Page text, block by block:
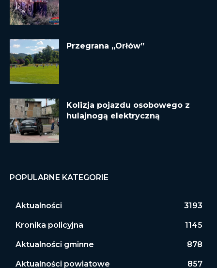
Przegrana „Orłów”
Kolizja pojazdu osobowego z
hulajnogą elektryczną
POPULARNE KATEGORIE
Aktualności 3193
Kronika policyjna 1145
Aktualności gminne 878
Aktualności powiatowe 857